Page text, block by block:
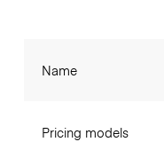
Name
Pricing models